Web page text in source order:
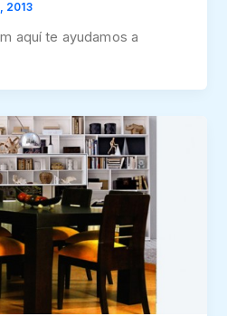
2013
aquí te ayudamos a